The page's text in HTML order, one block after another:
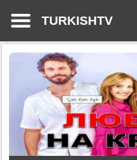
TURKISHTV